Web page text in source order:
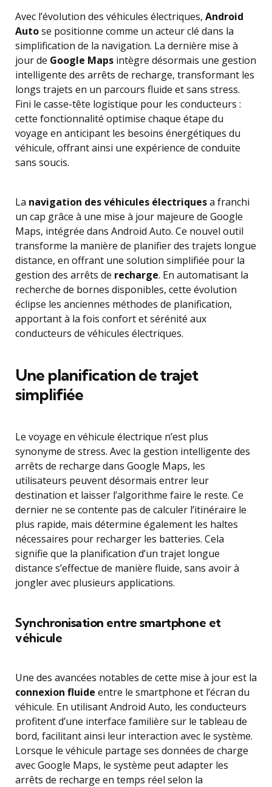
Avec l’évolution des véhicules électriques, Android
Autose positionne comme un acteur clé dans la
simplification de la navigation. La dernière mise à
jour de Google Maps intègre désormais une gestion
intelligente des arrêts de recharge, transformant les
longs trajets en un parcours fluide et sans stress.
Fini le casse-tête logistique pour les conducteurs :
cette fonctionnalité optimise chaque étape du
voyage en anticipant les besoins énergétiques du
véhicule, offrant ainsi une expérience de conduite
sans soucis.
La navigation des véhicules électriquesa franchi
un cap grâce à une mise à jour majeure de Google
Maps, intégrée dans Android Auto. Ce nouvel outil
transforme la manière de planifier des trajets longue
distance, en offrant une solution simplifiée pour la
gestion des arrêts de recharge. En automatisant la
recherche de bornes disponibles, cette évolution
éclipse les anciennes méthodes de planification,
apportant à la fois confort et sérénité aux
conducteurs de véhicules électriques.
Une planification de trajet
simplifiée
Le voyage en véhicule électrique n’est plus
synonyme de stress. Avec la gestion intelligente des
arrêts de recharge dans Google Maps, les
utilisateurs peuvent désormais entrer leur
destination et laisser l’algorithme faire le reste. Ce
dernier ne se contente pas de calculer l’itinéraire le
plus rapide, mais détermine également les haltes
nécessaires pour recharger les batteries. Cela
signifie que la planification d’un trajet longue
distance s’effectue de manière fluide, sans avoir à
jongler avec plusieurs applications.
Synchronisation entre smartphone et
véhicule
Une des avancées notables de cette mise à jour est la
connexion fluide entre le smartphone et l’écran du
véhicule. En utilisant Android Auto, les conducteurs
profitent d’une interface familière sur le tableau de
bord, facilitant ainsi leur interaction avec le système.
Lorsque le véhicule partage ses données de charge
avec Google Maps, le système peut adapter les
arrêts de recharge en temps réel selon la